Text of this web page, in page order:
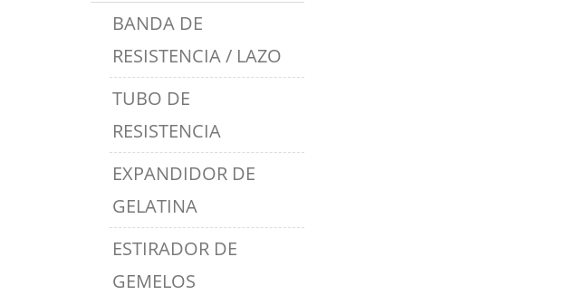
BANDA DE
RESISTENCIA / LAZO
TUBO DE
RESISTENCIA
EXPANDIDOR DE
GELATINA
ESTIRADOR DE
GEMELOS